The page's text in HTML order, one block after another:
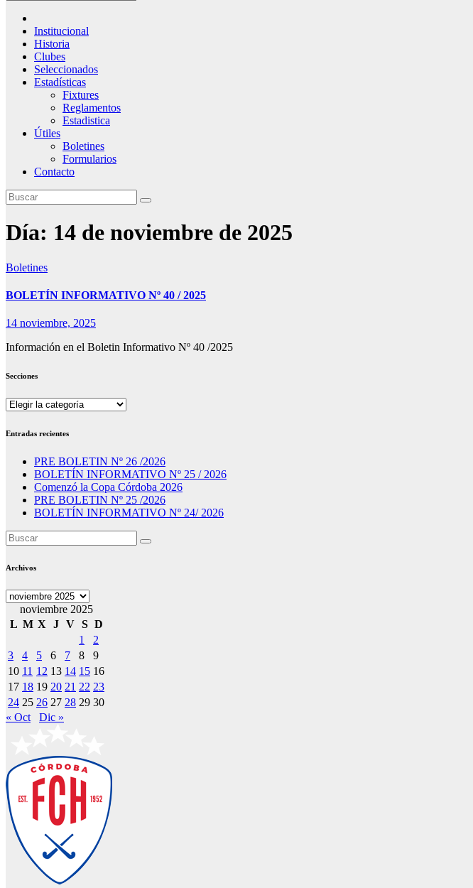
Institucional
Historia
Clubes
Seleccionados
Estadísticas
Fixtures
Reglamentos
Estadistica
Útiles
Boletines
Formularios
Contacto
Día: 14 de noviembre de 2025
Boletines
BOLETÍN INFORMATIVO Nº 40 / 2025
14 noviembre, 2025
Información en el Boletin Informativo Nº 40 /2025
Secciones
Secciones
Entradas recientes
PRE BOLETIN Nº 26 /2026
BOLETÍN INFORMATIVO Nº 25 / 2026
Comenzó la Copa Córdoba 2026
PRE BOLETIN Nº 25 /2026
BOLETÍN INFORMATIVO Nº 24/ 2026
Archivos
Archivos
noviembre 2025
L M X J V S D
1
2
3
4 5 6 7 8
9
10 11 12 13 14 15 16
17 18 19 20 21 22 23
24 25 26 27 28 29 30
« Oct
Dic »